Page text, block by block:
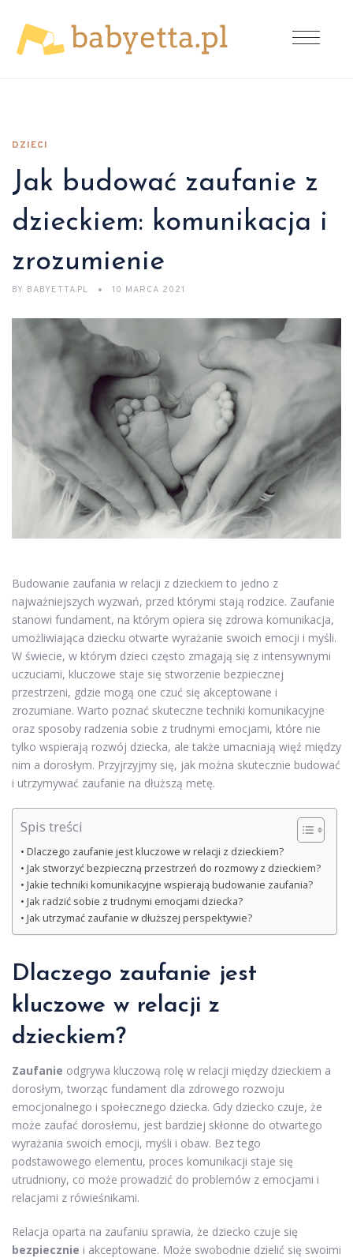
DZIECI
Jak budować zaufanie z
dzieckiem: komunikacja i
zrozumienie
BY BABYETTA.PL 10 MARCA 2021
Budowanie zaufania w relacji z dzieckiem to jedno z
najważniejszych wyzwań, przed którymi stają rodzice. Zaufanie
stanowi fundament, na którym opiera się zdrowa komunikacja,
umożliwiająca dziecku otwarte wyrażanie swoich emocji i myśli.
W świecie, w którym dzieci często zmagają się z intensywnymi
uczuciami, kluczowe staje się stworzenie bezpiecznej
przestrzeni, gdzie mogą one czuć się akceptowane i
zrozumiane. Warto poznać skuteczne techniki komunikacyjne
oraz sposoby radzenia sobie z trudnymi emocjami, które nie
tylko wspierają rozwój dziecka, ale także umacniają więź między
nim a dorosłym. Przyjrzyjmy się, jak można skutecznie budować
i utrzymywać zaufanie na dłuższą metę.
Spis treści
Dlaczego zaufanie jest kluczowe w relacji z dzieckiem?
Jak stworzyć bezpieczną przestrzeń do rozmowy z dzieckiem?
Jakie techniki komunikacyjne wspierają budowanie zaufania?
Jak radzić sobie z trudnymi emocjami dziecka?
Jak utrzymać zaufanie w dłuższej perspektywie?
Dlaczego zaufanie jest
kluczowe w relacji z
dzieckiem?
Zaufanie odgrywa kluczową rolę w relacji między dzieckiem a
dorosłym, tworząc fundament dla zdrowego rozwoju
emocjonalnego i społecznego dziecka. Gdy dziecko czuje, że
może zaufać dorosłemu, jest bardziej skłonne do otwartego
wyrażania swoich emocji, myśli i obaw. Bez tego
podstawowego elementu, proces komunikacji staje się
utrudniony, co może prowadzić do problemów z emocjami i
relacjami z rówieśnikami.
Relacja oparta na zaufaniu sprawia, że dziecko czuje się
bezpiecznie i akceptowane. Może swobodnie dzielić się swoimi